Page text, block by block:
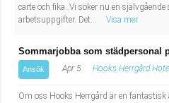
carte och fika. Vi söker nu en
arbetsuppgifter. Det...
Visa mer
Sommarjobba som städpersonal
Ansök Apr 5 Hooks Herrgård
Om oss Hooks Herrgård är en